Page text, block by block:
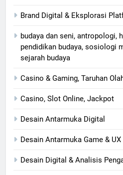
Brand Digital & Eksplorasi
budaya dan seni, antropologi,
pendidikan budaya, sosiologi
sejarah budaya
Casino & Gaming, Taruhan
Casino, Slot Online, Jackpot
Desain Antarmuka Digital
Desain Antarmuka Game & UX
Desain Digital & Analisis